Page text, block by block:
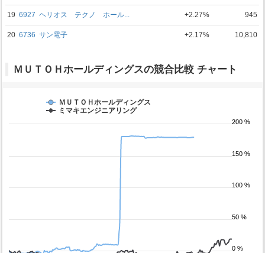
19 6927 ヘリオス テクノ ホール... +2.27% 945
20 6736 サン電子 +2.17% 10,810
ＭＵＴＯＨホールディングスの競合比較 チャート
ＭＵＴＯＨホールディングス
ミマキエンジニアリング
0 %
50 %
100 %
150 %
200 %